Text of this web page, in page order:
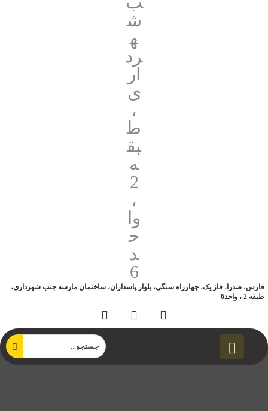
فارس، صدرا، فاز یک، چهارراه سنگی، بلوار پاسداران، ساختمان مارسه جنب شهرداری،
طبقه 2 ، واحد6